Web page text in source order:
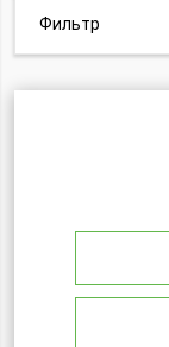
Фильтр